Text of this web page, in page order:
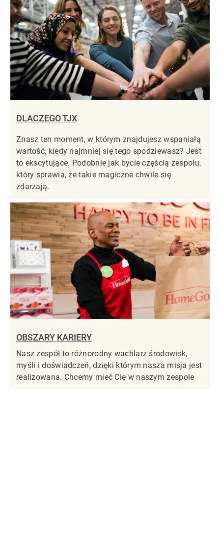
DLACZEGO TJX
Znasz ten moment, w którym znajdujesz wspaniałą
wartość, kiedy najmniej się tego spodziewasz? Jest
to ekscytujące. Podobnie jak bycie częścią zespołu,
który sprawia, że takie magiczne chwile się
zdarzają.
OBSZARY KARIERY
Nasz zespół to różnorodny wachlarz środowisk,
myśli i doświadczeń, dzięki którym nasza misja jest
realizowana. Chcemy mieć Cię w naszym zespole